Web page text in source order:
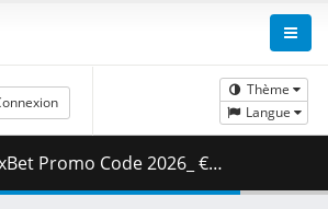
Thème
Langue
2026_ €1950 Casino Package .pdf ( 421.58 kB )